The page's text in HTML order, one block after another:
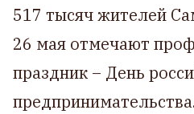
517 тысяч жителей
26 мая отмечают
праздник – День